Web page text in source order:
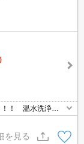
！ 温水洗浄便
き☆ シャッター
を見る